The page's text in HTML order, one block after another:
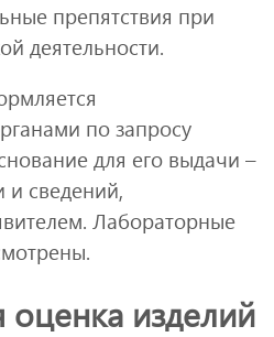
препятствия при
деятельности.
по запросу
для его выдачи –
и сведений,
Лабораторные
оценка изделий